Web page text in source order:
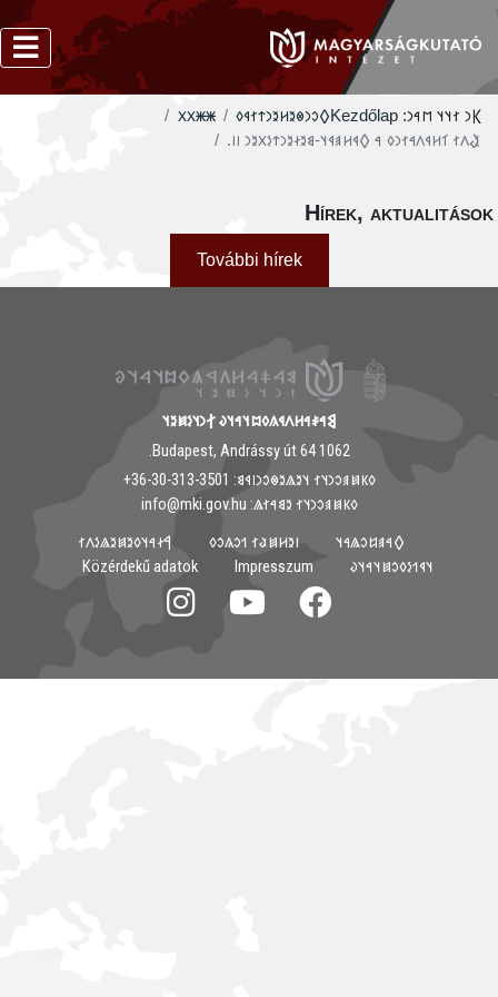
𐲞𐳙 𐳐𐳦𐳦 𐳮𐳀𐳙:
Kezdőlap
‮𐲓𐳛𐳙𐳌𐳉𐳢𐳉𐳙𐳄𐳐𐳁𐳓
𐳿𐳿𐳼𐳼
‮𐲟𐳤𐳐 𐳑𐳢𐳁𐳤𐳀𐳐𐳙𐳓 𐳀 𐲓𐳁𐳢𐳠𐳁𐳦-𐳘𐳉𐳇𐳉𐳙𐳄𐳋𐳂𐳉𐳙 𐳺𐳺.
Hírek,
További hírek
𐲘𐳀𐳎𐳀𐳢𐳤𐳁𐳍𐳓𐳪𐳦𐳀𐳦𐳜 𐲐𐳙𐳦𐳋𐳯𐳉𐳦
1062 Budapest, Andrássy út 64.
𐳓𐳞𐳯𐳠𐳛𐳙𐳦𐳐 𐳦𐳉𐳖𐳉𐳌𐳛𐳙𐳥𐳁𐳘: ‭+36-30-313-3501
𐳓𐳞𐳯𐳠𐳛𐳙𐳦𐳐 𐳉𐳘𐳀𐳐𐳖: info@mki.gov.hu
𐲓𐳀𐳠𐳆𐳛𐳖𐳀𐳦
𐳺𐳉𐳢𐳯𐳟𐳐 𐳒𐳛𐳍𐳛𐳓
𐲀𐳇𐳀𐳦𐳓𐳉𐳯𐳉𐳖𐳋𐳤𐳐
𐳦𐳁𐳒𐳋𐳓𐳛𐳯𐳦𐳀𐳦𐳜
Közérdekű adatok Impresszum